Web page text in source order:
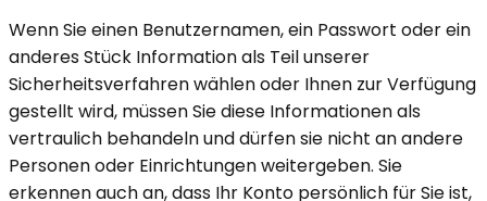
Wenn Sie einen Benutzernamen, ein Passwort oder ein
anderes Stück Information als Teil unserer
Sicherheitsverfahren wählen oder Ihnen zur Verfügung
gestellt wird, müssen Sie diese Informationen als
vertraulich behandeln und dürfen sie nicht an andere
Personen oder Einrichtungen weitergeben. Sie
erkennen auch an, dass Ihr Konto persönlich für Sie ist,